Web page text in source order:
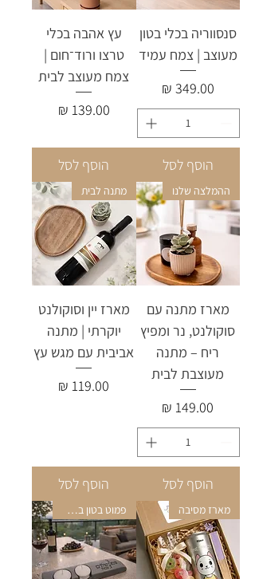
סנסווריה בכלי בטון
מעוצב | צמח עמיד
מחיר
הוסף לסל
עץ אהבה בכלי
טרצו ורוד־חום |
צמח מעוצב לבית
מחיר
הוסף לסל
ההמלצה שלנו
מארז מתנה עם
סוקולנט, נר ומפיץ
ריח – מתנה
מעוצבת לבית
מחיר
הוסף לסל
מתנה לבית
מארז יין וסוקולנט
יוקרתי | מתנה
אביבית עם מגש עץ
מחיר
הוסף לסל
מארז מסיבה פמוט בטון בעיצוב מודרני